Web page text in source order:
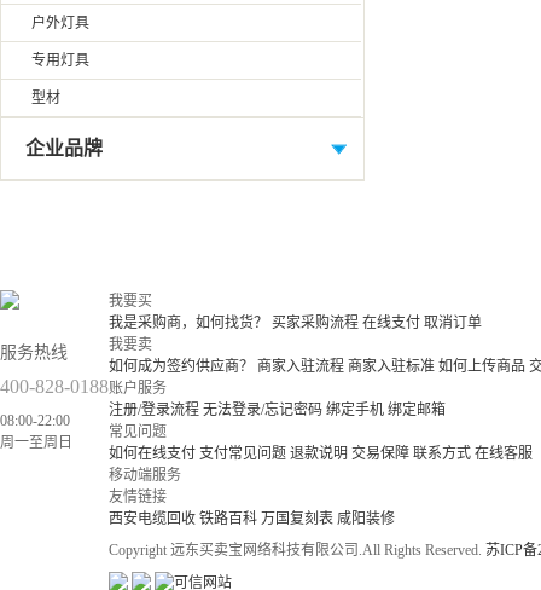
户外灯具
专用灯具
型材
企业品牌
服务热线
400-828-0188
08:00-22:00
周一至周日
我要买
我是采购商，如何找货？
买家采购流程 在线支付 取消订单
我要卖
如何成为签约供应商？
商家入驻流程 商家入驻标准 如何上传商品
账户服务
注册/登录流程 无法登录/忘记密码 绑定手机 绑定邮箱
常见问题
如何在线支付 支付常见问题 退款说明 交易保障 联系方式 在线客服
移动端服务
友情链接
西安电缆回收 铁路百科 万国复刻表 咸阳装修
Copyright 远东买卖宝网络科技有限公司.All Rights Reserved. 苏ICP备